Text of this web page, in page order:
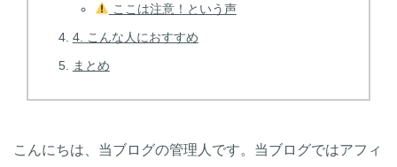
ここは注意！という声
4. こんな人におすすめ
まとめ
こんにちは、当ブログの管理人です。当ブログではアフィ